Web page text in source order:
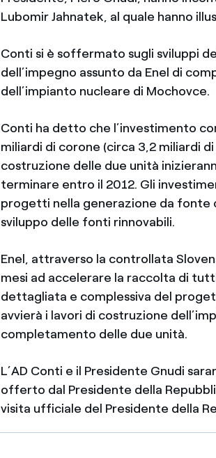
Lubomir Jahnatek, al quale hanno
Conti si è soffermato sugli sviluppi
dell’impegno assunto da Enel di
dell’impianto nucleare di Mochovce.
Conti ha detto che l’investimento
miliardi di corone (circa 3,2 miliardi
costruzione delle due unità
terminare entro il 2012. Gli
progetti nella generazione da fonte
sviluppo delle fonti rinnovabili.
Enel, attraverso la controllata
mesi ad accelerare la raccolta di
dettagliata e complessiva del
avvierà i lavori di costruzione
completamento delle due unità.
L’AD Conti e il Presidente Gnudi
offerto dal Presidente della
visita ufficiale del Presidente della